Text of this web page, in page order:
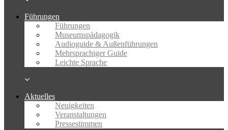
Führungen
Führungen
Museumspädagogik
Audioguide & Außenführungen
Mehrsprachiger Guide
Leichte Sprache
Aktuelles
Neuigkeiten
Veranstaltungen
Pressestimmen